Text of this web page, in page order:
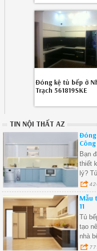
Đóng kệ tủ bếp ở
Trạch 561819SKE
TIN NỘI THẤT AZ
Đóng
Bạn
thiết
lý?
bếp
nghi
Mẫu
11
Tủ
tạo
nhà
đầy